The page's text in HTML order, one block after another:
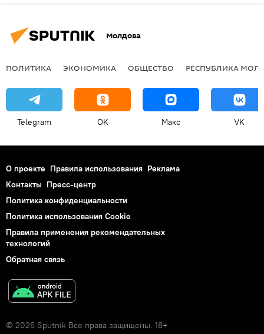
Молдова
ПОЛИТИКА ЭКОНОМИКА ОБЩЕСТВО РЕСПУБЛИКА
Telegram OK Макс VK
О проекте Правила использования Реклама
Контакты Пресс-центр
Политика конфиденциальности
Политика использования Cookie
Правила применения рекомендательных
технологий
Обратная связь
© 2026 Sputnik Все права защищены. 18+